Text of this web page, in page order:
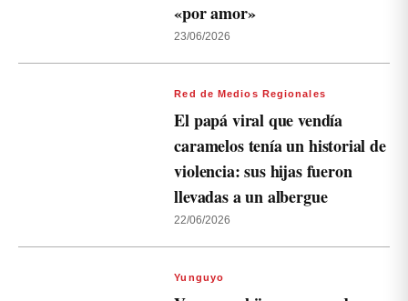
«por amor»
23/06/2026
Red de Medios Regionales
El papá viral que vendía
caramelos tenía un historial de
violencia: sus hijas fueron
llevadas a un albergue
22/06/2026
Yunguyo